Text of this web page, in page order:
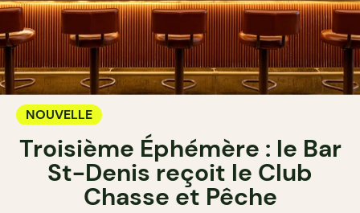
NOUVELLE
Troisième Éphémère : le Bar
St-Denis reçoit le Club
Chasse et Pêche